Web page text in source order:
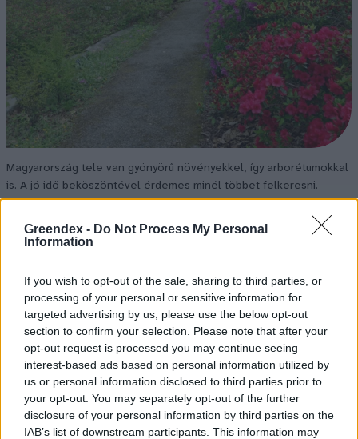
Greendex - Do Not Process My Personal
Information
If you wish to opt-out of the sale, sharing to third parties, or
processing of your personal or sensitive information for
targeted advertising by us, please use the below opt-out
section to confirm your selection. Please note that after your
opt-out request is processed you may continue seeing
interest-based ads based on personal information utilized by
us or personal information disclosed to third parties prior to
your opt-out. You may separately opt-out of the further
disclosure of your personal information by third parties on the
IAB’s list of downstream participants. This information may
Magyarország tele van gyönyörű növényekkel, így arborétumokkal
is. A jó idő beköszöntével érdemes minél többet felkeresni.
Születésnapi programokkal várja a
Fővárosi Állatkert
ÉLŐ BOLYGÓNK
Szedd magad őszibarack: itt vannak
a legjobb lelőhelyek!
SZEMLE